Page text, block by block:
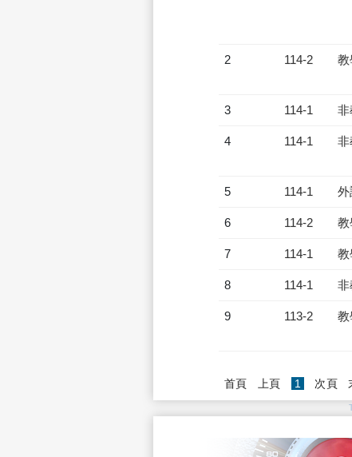
2 114-2 教
3 114-1 非
4 114-1 非
5 114-1 外
6 114-2 教
7 114-1 教
8 114-1 非
9 113-2 教
首頁 上頁 1 (current)
次頁